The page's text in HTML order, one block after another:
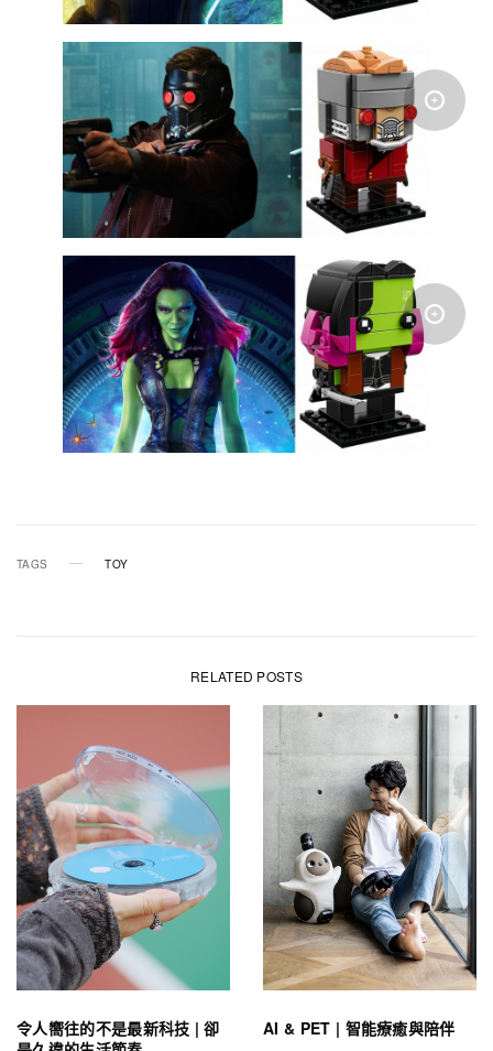
TAGS TOY
RELATED POSTS
令人嚮往的不是最新科技 | 卻
AI & PET | 智能療癒與陪伴